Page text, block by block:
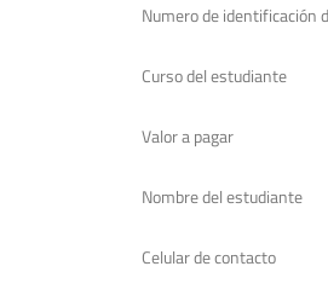
Numero de identificación
Curso del estudiante
Valor a pagar
Nombre del estudiante
Celular de contacto